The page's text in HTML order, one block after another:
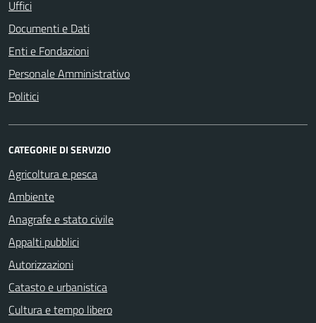
Uffici
Documenti e Dati
Enti e Fondazioni
Personale Amministrativo
Politici
CATEGORIE DI SERVIZIO
Agricoltura e pesca
Ambiente
Anagrafe e stato civile
Appalti pubblici
Autorizzazioni
Catasto e urbanistica
Cultura e tempo libero